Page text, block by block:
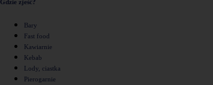
Gdzie zjeść?
Bary
Fast food
Kawiarnie
Kebab
Lody, ciastka
Pierogarnie